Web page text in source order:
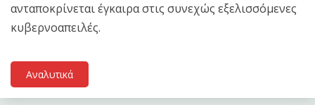
ανταποκρίνεται έγκαιρα στις συνεχώς εξελισσόμενες
κυβερνοαπειλές.
Αναλυτικά